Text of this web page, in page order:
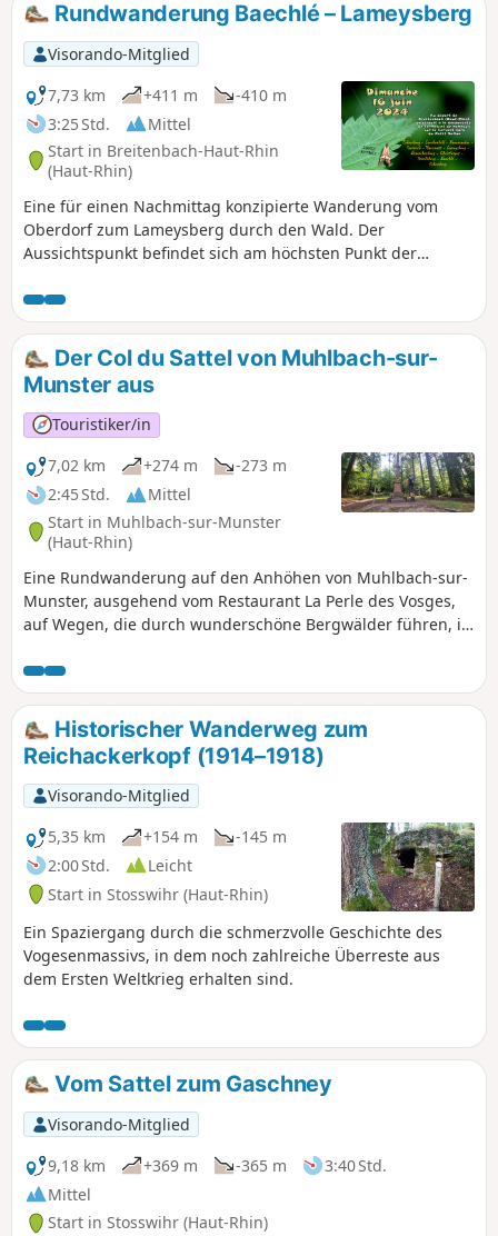
Rundwanderung Baechlé – Lameysberg
Visorando-Mitglied
7,73 km
+411 m
-410 m
3:25 Std.
Mittel
Start in Breitenbach-Haut-Rhin
(Haut-Rhin)
Eine für einen Nachmittag konzipierte Wanderung vom
Oberdorf zum Lameysberg durch den Wald. Der
Aussichtspunkt befindet sich am höchsten Punkt der
Unterholz, mit der Möglichkeit, sich im Bergbauerngasthof
Christlesgut zu stärken.
Der Col du Sattel von Muhlbach-sur-
Munster aus
Touristiker/in
7,02 km
+274 m
-273 m
2:45 Std.
Mittel
Start in Muhlbach-sur-Munster
(Haut-Rhin)
Eine Rundwanderung auf den Anhöhen von Muhlbach-sur-
Munster, ausgehend vom Restaurant La Perle des Vosges,
auf Wegen, die durch wunderschöne Bergwälder führen, in
Ersten Weltkriegs.
Historischer Wanderweg zum
Reichackerkopf (1914–1918)
Visorando-Mitglied
5,35 km
+154 m
-145 m
2:00 Std.
Leicht
Start in Stosswihr (Haut-Rhin)
Ein Spaziergang durch die schmerzvolle Geschichte des
Vogesenmassivs, in dem noch zahlreiche Überreste aus
dem Ersten Weltkrieg erhalten sind.
Vom Sattel zum Gaschney
Visorando-Mitglied
9,18 km
+369 m -365 m
3:40 Std.
Mittel
Start in Stosswihr (Haut-Rhin)